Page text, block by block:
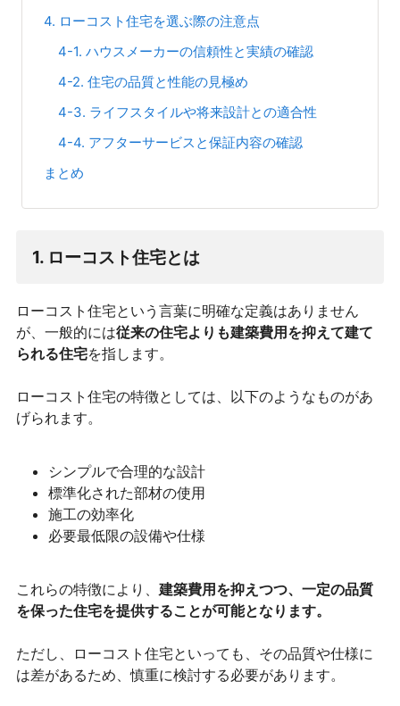
4. ローコスト住宅を選ぶ際の注意点
4-1. ハウスメーカーの信頼性と実績の確認
4-2. 住宅の品質と性能の見極め
4-3. ライフスタイルや将来設計との適合性
4-4. アフターサービスと保証内容の確認
まとめ
1. ローコスト住宅とは
ローコスト住宅という言葉に明確な定義はありません
が、一般的には従来の住宅よりも建築費用を抑えて建て
られる住宅を指します。
ローコスト住宅の特徴としては、以下のようなものがあ
げられます。
シンプルで合理的な設計
標準化された部材の使用
施工の効率化
必要最低限の設備や仕様
これらの特徴により、 建築費用を抑えつつ、一定の品質
を保った住宅を提供することが可能となります。
ただし、ローコスト住宅といっても、その品質や仕様に
は差があるため、慎重に検討する必要があります。